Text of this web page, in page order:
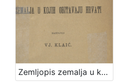
Zemljopis zemalja u kojih obitavaju Hrvati / sastavio Vj. Klaić